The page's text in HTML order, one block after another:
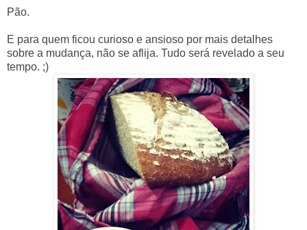
Pão.
E para quem ficou curioso e ansioso por mais detalhes
sobre a mudança, não se aflija. Tudo será revelado a seu
tempo. ;)